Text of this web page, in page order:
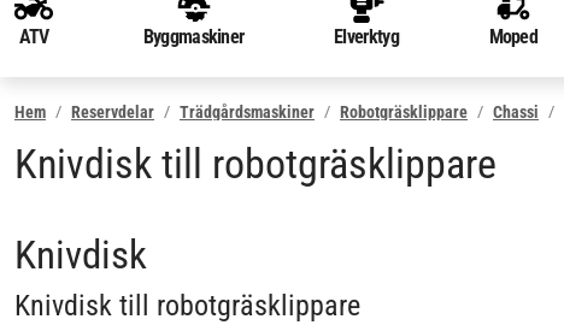
ATV Byggmaskiner Elverktyg Moped
Hem Reservdelar Trädgårdsmaskiner Robotgräsklippare Chassi
Knivdisk till robotgräsklippare
Knivdisk
Knivdisk till robotgräsklippare